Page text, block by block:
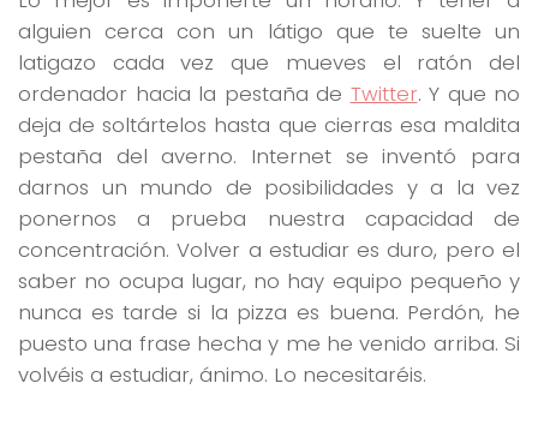
alguien cerca con un látigo que te suelte un
latigazo cada vez que mueves el ratón del
ordenador hacia la pestaña de Twitter. Y que no
deja de soltártelos hasta que cierras esa maldita
pestaña del averno. Internet se inventó para
darnos un mundo de posibilidades y a la vez
ponernos a prueba nuestra capacidad de
concentración. Volver a estudiar es duro, pero el
saber no ocupa lugar, no hay equipo pequeño y
nunca es tarde si la pizza es buena. Perdón, he
puesto una frase hecha y me he venido arriba. Si
volvéis a estudiar, ánimo. Lo necesitaréis.